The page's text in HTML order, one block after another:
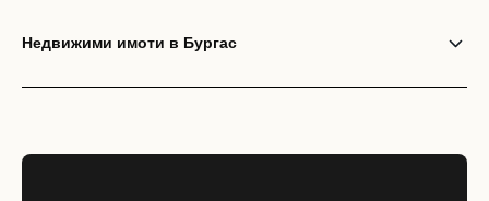
Недвижими имоти в Бургас